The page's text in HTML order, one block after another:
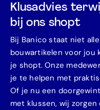
Klusadvies
bij ons shopt
Bij Banico staat niet
bouwartikelen voor jou
je shopt. Onze
je te helpen met
Of je nu een
met klussen, wij